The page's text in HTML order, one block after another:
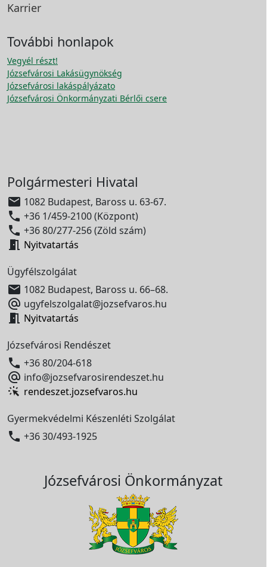
Karrier
További honlapok
Vegyél részt!
Józsefvárosi Lakásügynökség
Józsefvárosi lakáspályázato
Józsefvárosi Önkormányzati Bérlői csere
Polgármesteri Hivatal
 1082 Budapest, Baross u. 63-67.
 +36 1/459-2100 (Központ)
 +36 80/277-256 (Zöld szám)
 Nyitvatartás
Ügyfélszolgálat
 1082 Budapest, Baross u. 66–68.
 ugyfelszolgalat@jozsefvaros.hu
 Nyitvatartás
Józsefvárosi Rendészet
 +36 80/204-618
 info@jozsefvarosirendeszet.hu
rendeszet.jozsefvaros.hu
Gyermekvédelmi Készenléti Szolgálat
 +36 30/493-1925
Józsefvárosi Önkormányzat